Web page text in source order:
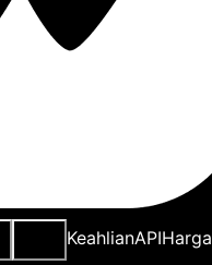
KeahlianAPIHarga